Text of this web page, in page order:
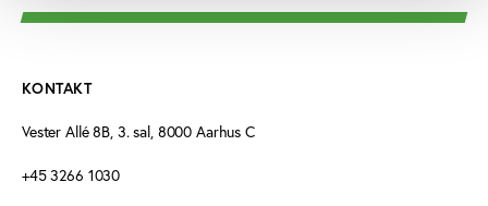
KONTAKT
Vester Allé 8B, 3. sal, 8000 Aarhus C
+45 3266 1030